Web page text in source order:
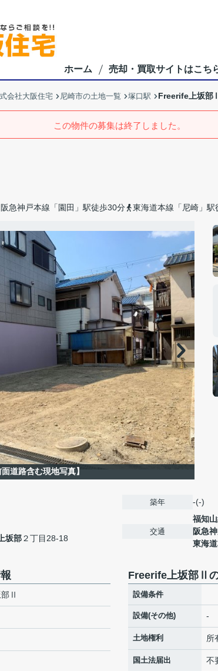
ホーム 売却・買取サイトはこち
会社大阪住宅 尼崎市の土地一覧 塚口駅 Freerife上坂部
この物件の募集は終了しました。
阪急神戸本線「園田」駅徒歩30分 東海道本線「尼崎」駅
面道路含む現地写真】
上坂部２丁目28-18
築年 -(-)
交通
福知
阪急
東海
部Ⅱ
Freerife上坂部Ⅱ
設備条件
設備(その他) -
土地権利 所
国土法届出 不